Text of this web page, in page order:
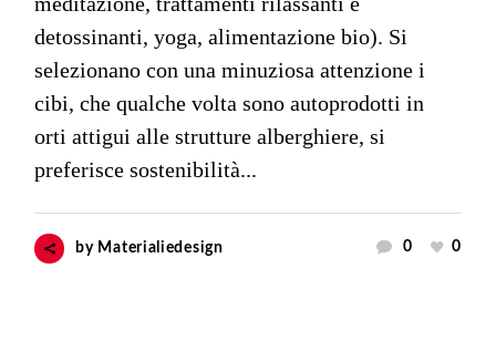
detossinanti, yoga, alimentazione bio). Si
selezionano con una minuziosa attenzione i
cibi, che qualche volta sono autoprodotti in
orti attigui alle strutture alberghiere, si
preferisce sostenibilità...
by Materialiedesign 0 0